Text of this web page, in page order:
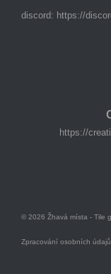
discord: https://
https://
© 2026 Žhavá místa - Tile
Zpracování osobních údajů